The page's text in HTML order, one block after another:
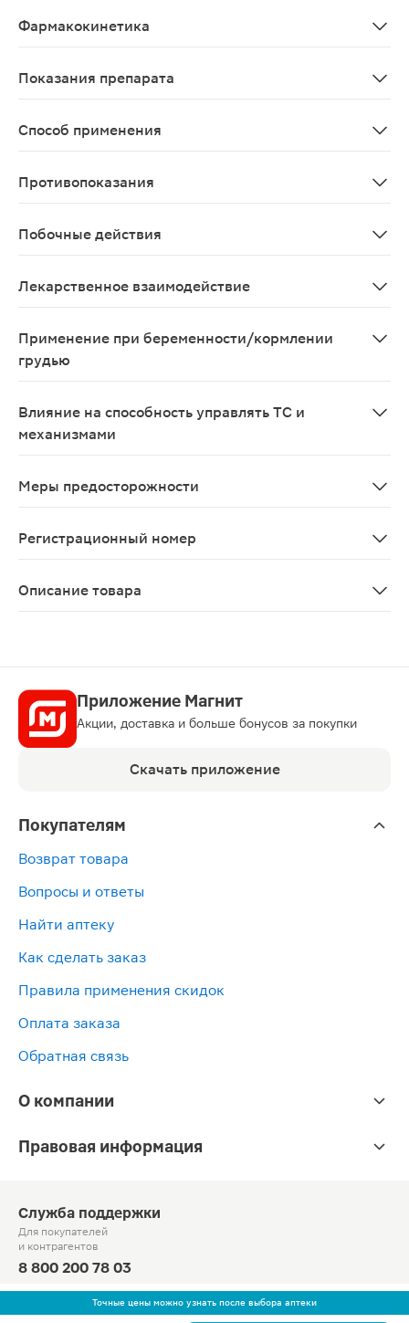
Точные цены можно узнать после выбора аптеки
Фармакокинетика
Показания препарата
Способ применения
Противопоказания
Побочные действия
Лекарственное взаимодействие
Применение при беременности/кормлении
грудью
Влияние на способность управлять ТС и
механизмами
Меры предосторожности
Регистрационный номер
Описание товара
Приложение Магнит
Акции, доставка и больше бонусов за покупки
Скачать приложение
Покупателям
Возврат товара
Вопросы и ответы
Найти аптеку
Как сделать заказ
Правила применения скидок
Оплата заказа
Обратная связь
О компании
Правовая информация
Служба поддержки
Для покупателей
и контрагентов
8 800 200 78 03
Круглосуточно, звонок по России бесплатный